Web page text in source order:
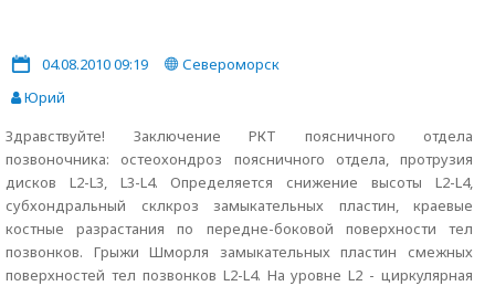
04.08.2010 09:19
Североморск
Юрий
Здравствуйте! Заключение РКТ поясничного отдела
позвоночника: остеохондроз поясничного отдела, протрузия
дисков L2-L3, L3-L4. Определяется снижение высоты L2-L4,
субхондральный склкроз замыкательных пластин, краевые
костные разрастания по передне-боковой поверхности тел
позвонков. Грыжи Шморля замыкательных пластин смежных
поверхностей тел позвонков L2-L4. На уровне L2 - циркулярная